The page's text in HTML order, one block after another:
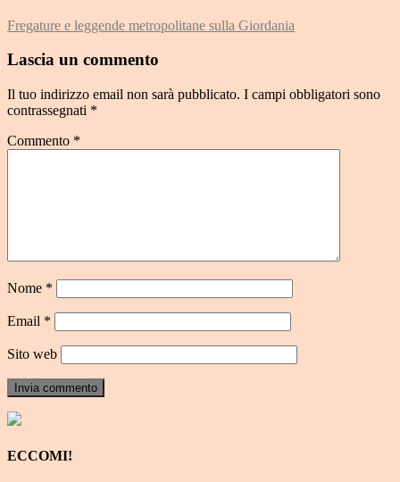
Fregature e leggende metropolitane sulla Giordania
Lascia un commento
Il tuo indirizzo email non sarà pubblicato. I campi obbligatori sono
contrassegnati *
Commento *
Nome *
Email *
Sito web
ECCOMI!